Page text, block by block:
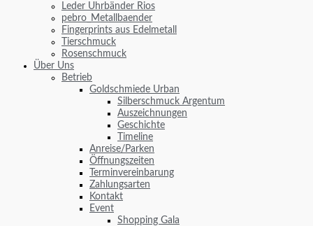
Leder Uhrbänder Rios
pebro_Metallbaender
Fingerprints aus Edelmetall
Tierschmuck
Rosenschmuck
Über Uns
Betrieb
Goldschmiede Urban
Silberschmuck Argentum
Auszeichnungen
Geschichte
Timeline
Anreise/Parken
Öffnungszeiten
Terminvereinbarung
Zahlungsarten
Kontakt
Event
Shopping Gala